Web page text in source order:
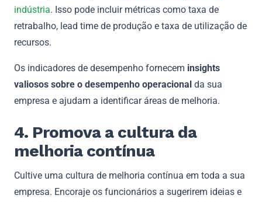
indústria. Isso pode incluir métricas como taxa de
retrabalho, lead time de produção e taxa de utilização de
recursos.
Os indicadores de desempenho fornecem insights
valiosos sobre o desempenho operacional da sua
empresa e ajudam a identificar áreas de melhoria.
4. Promova a cultura da
melhoria contínua
Cultive uma cultura de melhoria contínua em toda a sua
empresa. Encoraje os funcionários a sugerirem ideias e